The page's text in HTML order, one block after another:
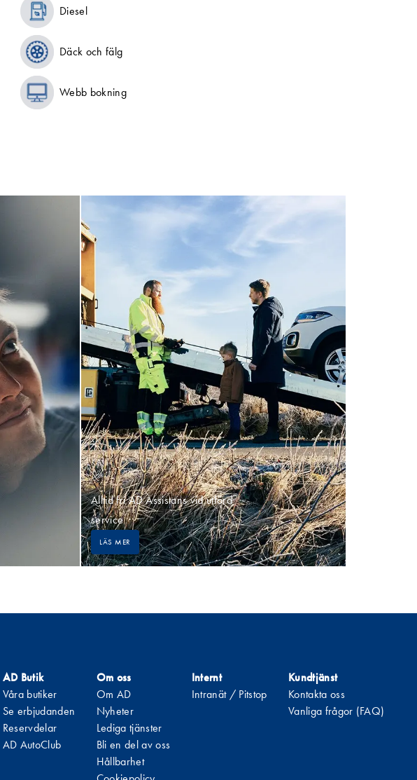
Diesel
Däck och fälg
Webb bokning
Alltid fri AD Assistans vid utförd
service
LÄS MER
AD Butik
Våra butiker
Se erbjudanden
Reservdelar
AD AutoClub
Om oss
Om AD
Nyheter
Lediga tjänster
Bli en del av oss
Hållbarhet
Internt
Intranät / Pitstop
Kundtjänst
Kontakta oss
Vanliga frågor (FAQ)